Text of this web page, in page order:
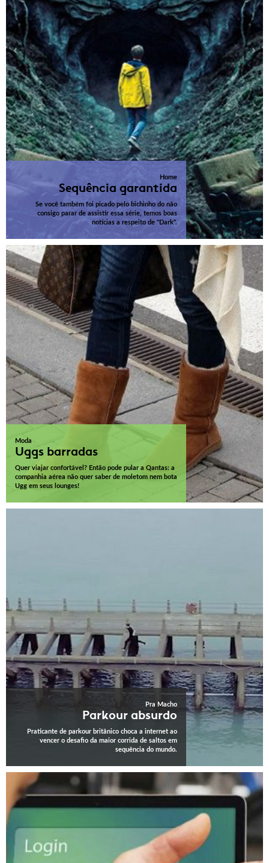
Home
Sequência garantida
Se você também foi picado pelo bichinho do não
consigo parar de assistir essa série, temos boas
notícias a respeito de "Dark".
Moda
Uggs barradas
Quer viajar confortável? Então pode pular a Qantas: a
companhia aérea não quer saber de moletom nem bota
Ugg em seus lounges!
Pra Macho
Parkour absurdo
Praticante de parkour britânico choca a internet ao
vencer o desafio da maior corrida de saltos em
sequência do mundo.